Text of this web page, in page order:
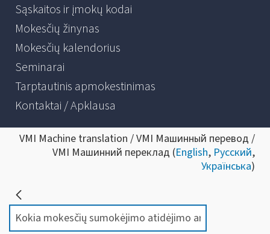
Sąskaitos ir įmokų kodai
Mokesčių žinynas
Mokesčių kalendorius
Seminarai
Tarptautinis apmokestinimas
Kontaktai / Apklausa
VMI Machine translation / VMI Машинный перевод /
VMI Машинний переклад (English, Русский,
Українська)